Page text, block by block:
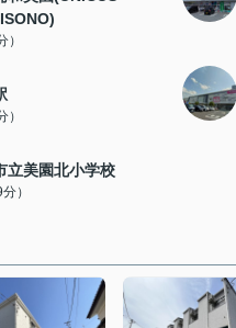
立美園北小学校
）